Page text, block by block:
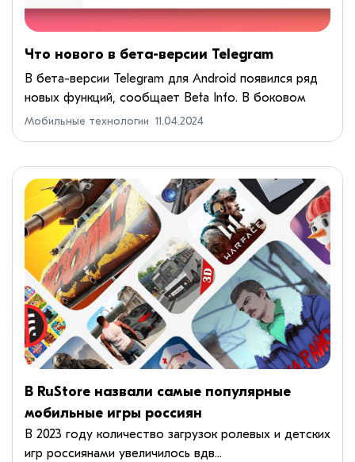
Что нового в бета-версии Telegram
В бета-версии Telegram для Android появился ряд
новых функций, сообщает Beta Info. В боковом
меню вкладка «Мои истории» переименована в
Мобильные технологии 11.04.2024
В RuStore назвали самые популярные
мобильные игры россиян
В 2023 году количество загрузок ролевых и детских
игр россиянами увеличилось вдв...